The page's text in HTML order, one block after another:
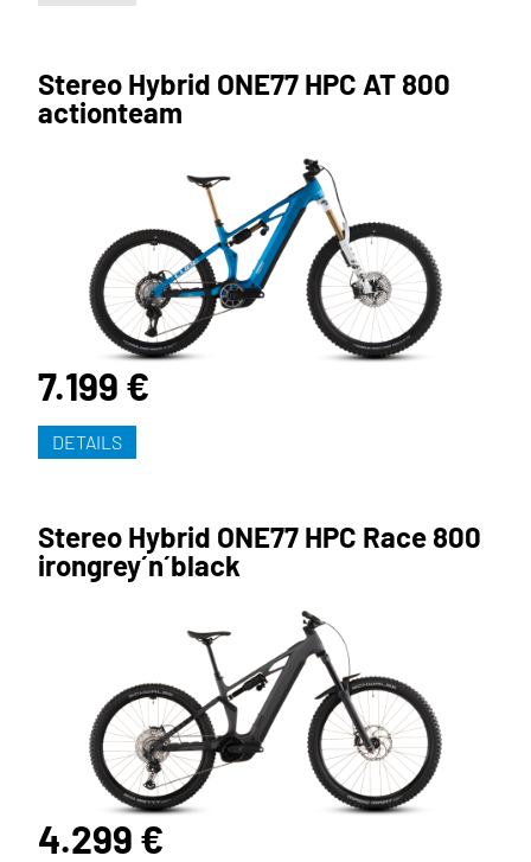
Stereo Hybrid ONE77 HPC AT 800
actionteam
7.199 €
DETAILS
Stereo Hybrid ONE77 HPC Race 800
irongrey´n´black
4.299 €